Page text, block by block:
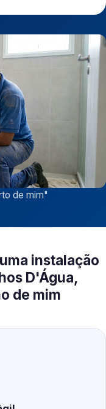
de mim"
instalação
D'Água,
de mim